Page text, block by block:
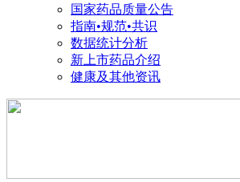
国家药品质量公告
指南•规范•共识
数据统计分析
新上市药品介绍
健康及其他资讯